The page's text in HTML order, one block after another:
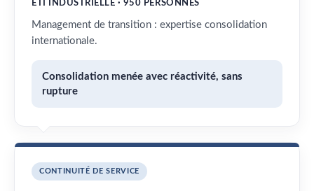
ETI INDUSTRIELLE · 950 PERSONNES
Management de transition : expertise consolidation
internationale.
Consolidation menée avec réactivité, sans
rupture
CONTINUITÉ DE SERVICE